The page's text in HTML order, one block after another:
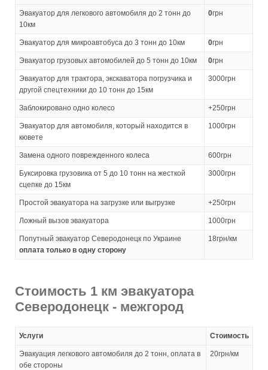
Эвакуатор для легкового автомобиля до 2 тонн до
10км
0грн
Эвакуатор для микроавтобуса до 3 тонн до 10км 0грн
Эвакуатор грузовых автомобилей до 5 тонн до 10км 0грн
Эвакуатор для трактора, экскаватора погрузчика и
другой спецтехники до 10 тонн до 15км
3000грн
Заблокировано одно колесо +250грн
Эвакуатор для автомобиля, который находится в
кювете
1000грн
Замена одного поврежденного колеса 600грн
Буксировка грузовика от 5 до 10 тонн на жесткой
сцепке до 15км
3000грн
Простой эвакуатора на загрузке или выгрузке +250грн
Ложный вызов эвакуатора 1000грн
оплата только в одну сторону
18грн/км
Стоимость 1 км эвакуатора
Северодонецк - межгород
Услуги Стоимость
Эвакуация легкового автомобиля до 2 тонн, оплата в
обе стороны
20грн/км